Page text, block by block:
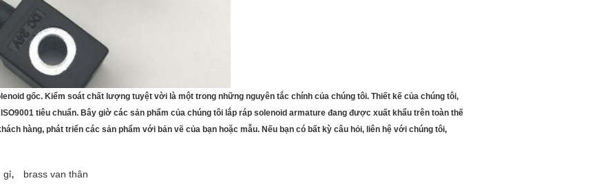
gốc. Kiểm soát chất lượng tuyệt vời là một trong những nguyên tắc chính của chúng tôi. Thiết kế của chúng tôi,
tiêu chuẩn. Bây giờ các sản phẩm của chúng tôi lắp ráp solenoid armature đang được xuất khẩu trên toàn thế
hàng, phát triển các sản phẩm với bản vẽ của bạn hoặc mẫu. Nếu bạn có bất kỳ câu hỏi, liên hệ với chúng tôi,
gỉ, brass van thân